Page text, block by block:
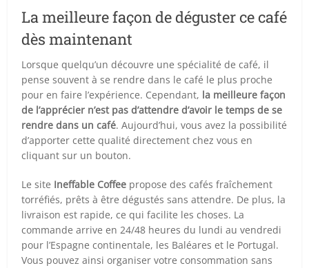
La meilleure façon de déguster ce café
dès maintenant
Lorsque quelqu’un découvre une spécialité de café, il
pense souvent à se rendre dans le café le plus proche
pour en faire l’expérience. Cependant, la meilleure façon
de l’apprécier n’est pas d’attendre d’avoir le temps de se
rendre dans un café. Aujourd’hui, vous avez la possibilité
d’apporter cette qualité directement chez vous en
cliquant sur un bouton.
Le site Ineffable Coffee propose des cafés fraîchement
torréfiés, prêts à être dégustés sans attendre. De plus, la
livraison est rapide, ce qui facilite les choses. La
commande arrive en 24/48 heures du lundi au vendredi
pour l’Espagne continentale, les Baléares et le Portugal.
Vous pouvez ainsi organiser votre consommation sans